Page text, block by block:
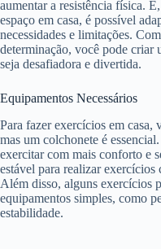
aumentar a resistência física.
espaço em casa, é possível
necessidades e limitações.
determinação, você pode criar
seja desafiadora e divertida.
Equipamentos Necessários
Para fazer exercícios em casa,
mas um colchonete é
exercitar com mais conforto e
estável para realizar
Além disso, alguns exercícios
equipamentos simples, como
estabilidade.